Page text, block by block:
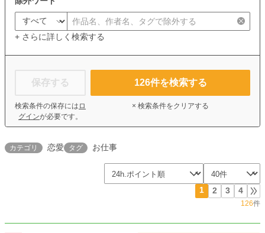
+ さらに詳しく検索する
保存する
検索条件の保存には ロ
グインが必要です。
126件を検索する
× 検索条件をクリアする
カテゴリ 恋愛 タグ お仕事
1 2 3 4
126件